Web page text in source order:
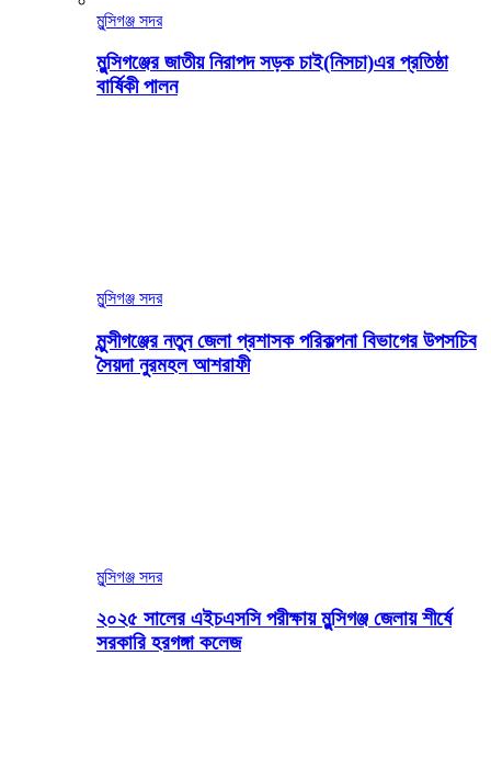
মুন্সিগঞ্জ সদর
মুন্সিগঞ্জের জাতীয় নিরাপদ সড়ক চাই(নিসচা)এর প্রতিষ্ঠা
বার্ষিকী পালন
মুন্সিগঞ্জ সদর
মুন্সীগঞ্জের নতুন জেলা প্রশাসক পরিকল্পনা বিভাগের উপসচিব
সৈয়দা নুরমহল আশরাফী
মুন্সিগঞ্জ সদর
২০২৫ সালের এইচএসসি পরীক্ষায় মুন্সিগঞ্জ জেলায় শীর্ষে
সরকারি হরগঙ্গা কলেজ